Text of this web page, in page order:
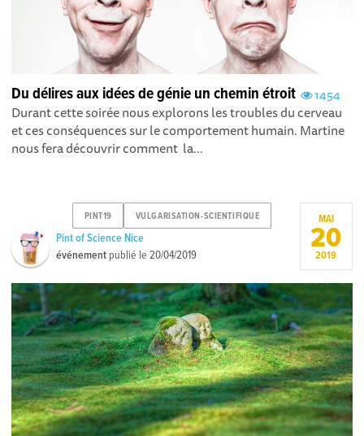
1454
Du délires aux idées de génie un chemin étroit
Durant cette soirée nous explorons les troubles du cerveau
et ces conséquences sur le comportement humain. Martine
nous fera découvrir comment la...
PINT19 VULGARISATION-SCIENTIFIQUE
Pint of Science Nice
événement publié le20/04/2019
MAI
20
2019